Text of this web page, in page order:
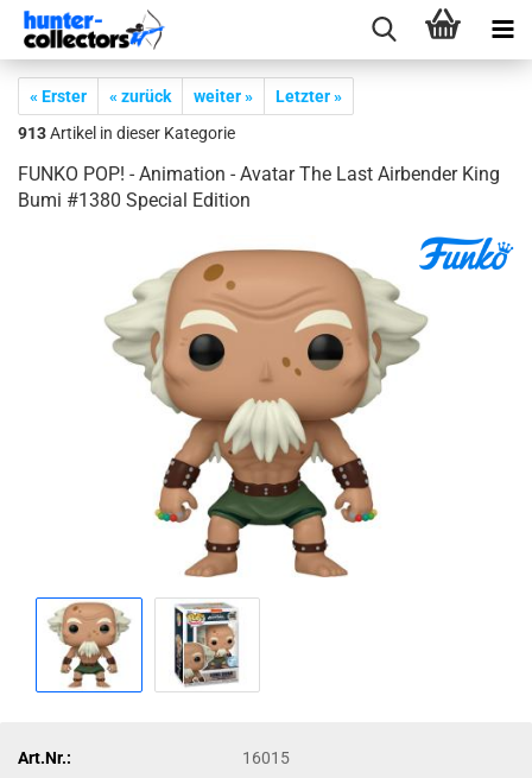
« Erster « zurück weiter »
Letzter »
913Artikel in dieser Kategorie
FUNKO POP! - Ani­ma­ti­on - Ava­tar The Last Air­ben­der King
Bumi #1380 Spe­cial Edi­ti­on
Art.Nr.:
16015